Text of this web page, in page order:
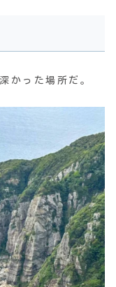
かった場所だ。